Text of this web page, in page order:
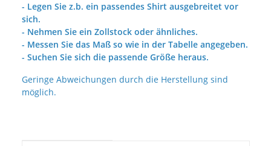
- Legen Sie z.b. ein passendes Shirt ausgebreitet vor
sich.
- Nehmen Sie ein Zollstock oder ähnliches.
- Messen Sie das Maß so wie in der Tabelle angegeben.
- Suchen Sie sich die passende Größe heraus.
Geringe Abweichungen durch die Herstellung sind
möglich.